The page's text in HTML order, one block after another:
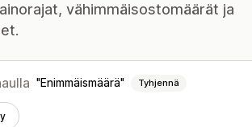
vähimmäisostomäärät ja
Enimmäismäärä Tyhjennä